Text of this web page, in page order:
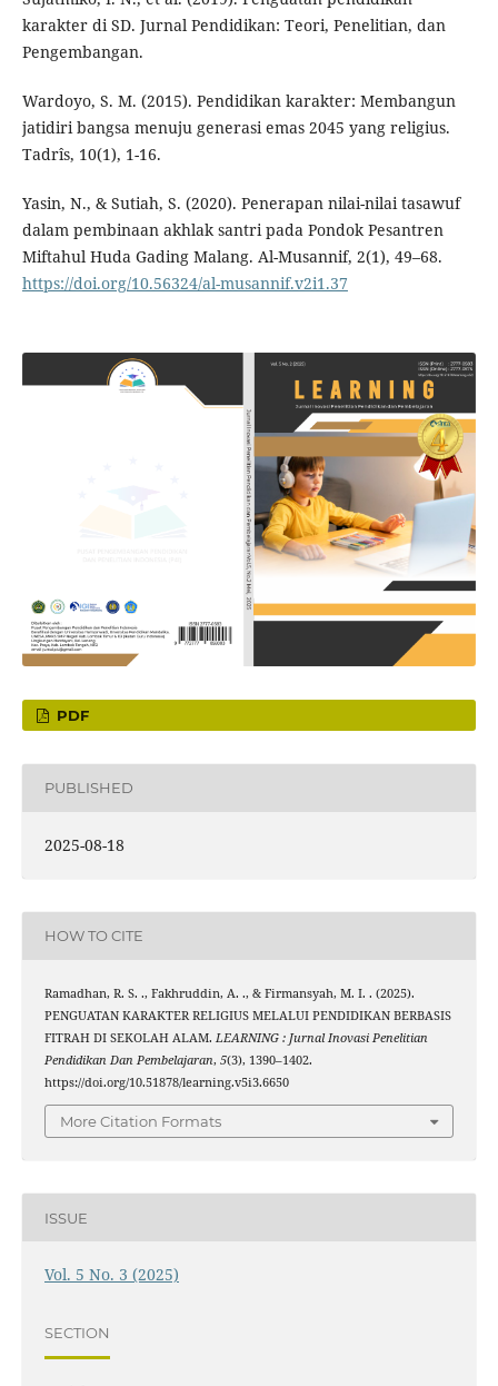
karakter di SD. Jurnal Pendidikan: Teori, Penelitian, dan
Pengembangan.
Wardoyo, S. M. (2015). Pendidikan karakter: Membangun
jatidiri bangsa menuju generasi emas 2045 yang religius.
Tadrîs, 10(1), 1-16.
Yasin, N., & Sutiah, S. (2020). Penerapan nilai-nilai tasawuf
dalam pembinaan akhlak santri pada Pondok Pesantren
Miftahul Huda Gading Malang. Al-Musannif, 2(1), 49–68.
https://doi.org/10.56324/al-musannif.v2i1.37
PDF
PUBLISHED
2025-08-18
HOW TO CITE
Ramadhan, R. S. ., Fakhruddin, A. ., & Firmansyah, M. I. . (2025).
PENGUATAN KARAKTER RELIGIUS MELALUI PENDIDIKAN BERBASIS
FITRAH DI SEKOLAH ALAM. LEARNING : Jurnal Inovasi Penelitian
Pendidikan Dan Pembelajaran, 5(3), 1390–1402.
https://doi.org/10.51878/learning.v5i3.6650
More Citation Formats
ISSUE
Vol. 5 No. 3 (2025)
SECTION